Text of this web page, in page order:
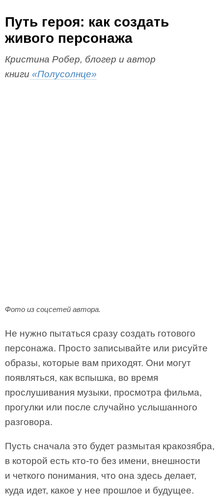
Путь героя: как создать
живого персонажа
Кристина Робер, блогер и автор
книги «Полусолнце»
Фото из соцсетей автора.
Не нужно пытаться сразу создать готового
персонажа. Просто записывайте или рисуйте
образы, которые вам приходят. Они могут
появляться, как вспышка, во время
прослушивания музыки, просмотра фильма,
прогулки или после случайно услышанного
разговора.
Пусть сначала это будет размытая кракозябра,
в которой есть кто-то без имени, внешности
и четкого понимания, что она здесь делает,
куда идет, какое у нее прошлое и будущее.